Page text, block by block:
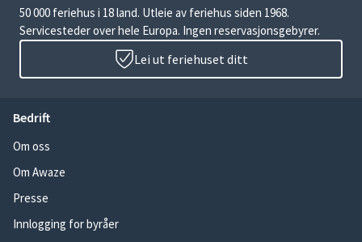
50 000 feriehus i 18 land. Utleie av feriehus siden 1968.
Servicesteder over hele Europa. Ingen reservasjonsgebyrer.
Lei ut feriehuset ditt
Bedrift
Om oss
Om Awaze
Presse
Innlogging for byråer